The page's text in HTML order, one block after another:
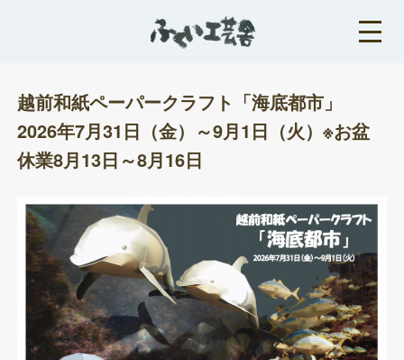
越前和紙ペーパークラフト「海底都市」
2026年7月31日（金）～9月1日（火）※お盆
休業8月13日～8月16日